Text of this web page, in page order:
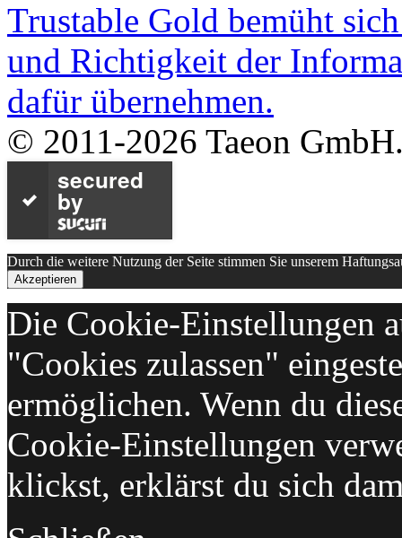
Trustable Gold bemüht
und Richtigkeit der
dafür übernehmen.
© 2011-2026 Taeon
secured
by
Durch die weitere Nutzung der Seite stimmen Sie unserem
Akzeptieren
Die Cookie-Einstellungen
"Cookies zulassen"
ermöglichen. Wenn du
Cookie-Einstellungen
klickst, erklärst du sich